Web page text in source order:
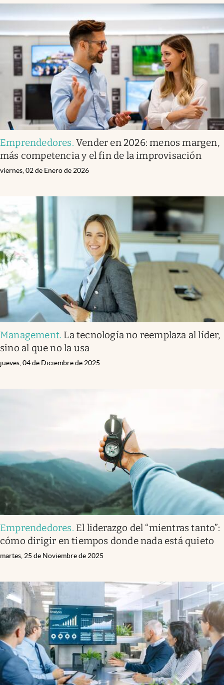
Emprendedores.Vender en 2026: menos margen,
más competencia y el fin de la improvisación
viernes, 02 de Enero de 2026
Management. La tecnología no reemplaza al líder,
sino al que no la usa
jueves, 04 de Diciembre de 2025
Emprendedores. El liderazgo del “mientras tanto”:
cómo dirigir en tiempos donde nada está quieto
martes, 25 de Noviembre de 2025